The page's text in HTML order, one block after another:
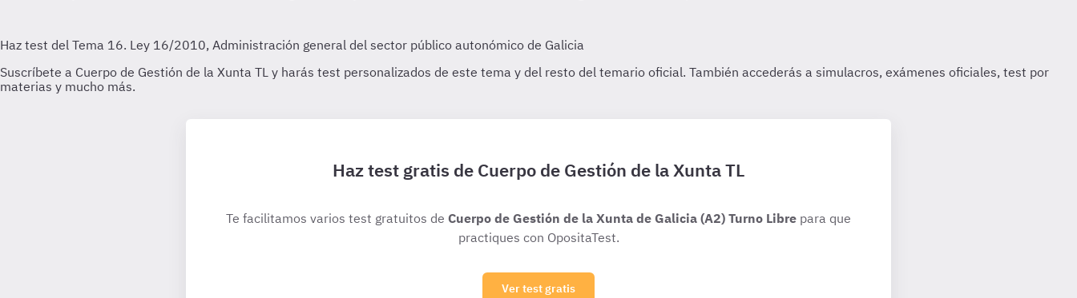
Haz test gratis de Cuerpo de Gestión de la Xunta TL
Te facilitamos varios test gratuitos de Cuerpo de Gestión de la Xunta de Galicia (A2) Turno Libre para que
practiques con OpositaTest.
Ver test gratis